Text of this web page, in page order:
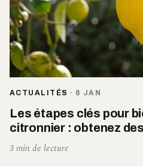
ACTUALITÉS · 6 JAN
Les étapes clés pour
citronnier : obtenez
3 min de lecture